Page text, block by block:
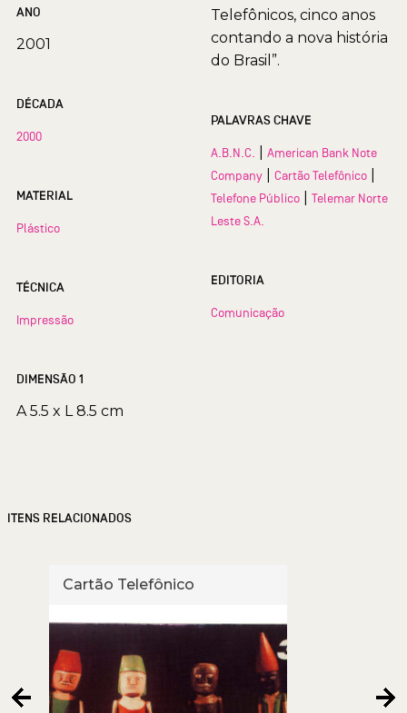
ANO
2001
DÉCADA
2000
MATERIAL
Plástico
TÉCNICA
Impressão
DIMENSÃO 1
A 5.5 x L 8.5 cm
Telefônicos, cinco anos
contando a nova história
do Brasil”.
PALAVRAS CHAVE
A.B.N.C.
American Bank Note
Company
Cartão Telefônico
Telefone Público
Telemar Norte
Leste S.A.
EDITORIA
Comunicação
ITENS RELACIONADOS
Cartão Telefônico